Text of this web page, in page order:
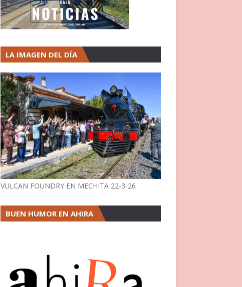
LA IMAGEN DEL DÍA
VULCAN FOUNDRY EN MECHITA 22-3-26
BUEN HUMOR EN AHIRA